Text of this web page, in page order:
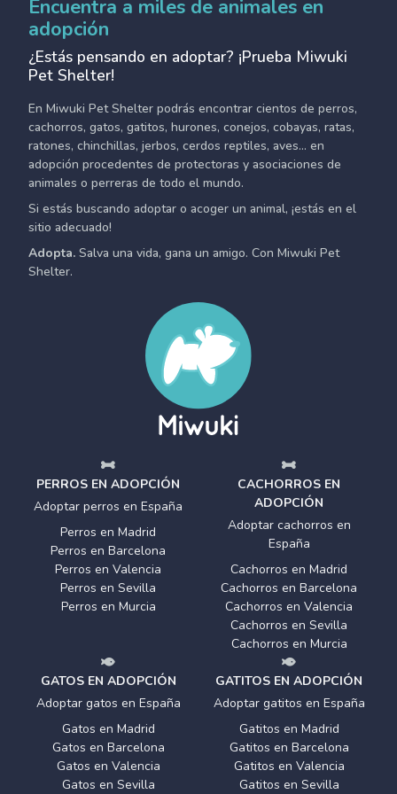
Encuentra a miles de animales en
adopción
¿Estás pensando en adoptar? ¡Prueba Miwuki
Pet Shelter!
En Miwuki Pet Shelter podrás encontrar cientos de perros,
cachorros, gatos, gatitos, hurones, conejos, cobayas, ratas,
ratones, chinchillas, jerbos, cerdos reptiles, aves... en
adopción procedentes de protectoras y asociaciones de
animales o perreras de todo el mundo.
Si estás buscando adoptar o acoger un animal, ¡estás en el
sitio adecuado!
Adopta. Salva una vida, gana un amigo. Con Miwuki Pet
Shelter.
PERROS EN ADOPCIÓN
Adoptar perros en España
Perros en Madrid
Perros en Barcelona
Perros en Valencia
Perros en Sevilla
Perros en Murcia
CACHORROS EN
ADOPCIÓN
Adoptar cachorros en
España
Cachorros en Madrid
Cachorros en Barcelona
Cachorros en Valencia
Cachorros en Sevilla
Cachorros en Murcia
GATOS EN ADOPCIÓN
Adoptar gatos en España
Gatos en Madrid
Gatos en Barcelona
Gatos en Valencia
Gatos en Sevilla
GATITOS EN ADOPCIÓN
Adoptar gatitos en España
Gatitos en Madrid
Gatitos en Barcelona
Gatitos en Valencia
Gatitos en Sevilla